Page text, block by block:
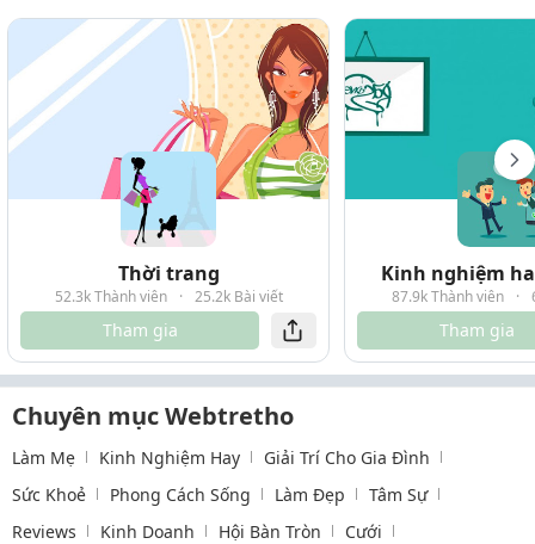
Thời trang
52.3k Thành viên · 25.2k Bài viết
Tham gia
Kinh nghiệm
87.9k Thành viên ·
Tham gia
Chuyên mục Webtretho
Làm Mẹ Kinh Nghiệm Hay
Giải Trí Cho Gia Đình
Sức Khoẻ
Phong Cách Sống Làm Đẹp
Tâm Sự
Reviews
Kinh Doanh Hội Bàn Tròn Cưới